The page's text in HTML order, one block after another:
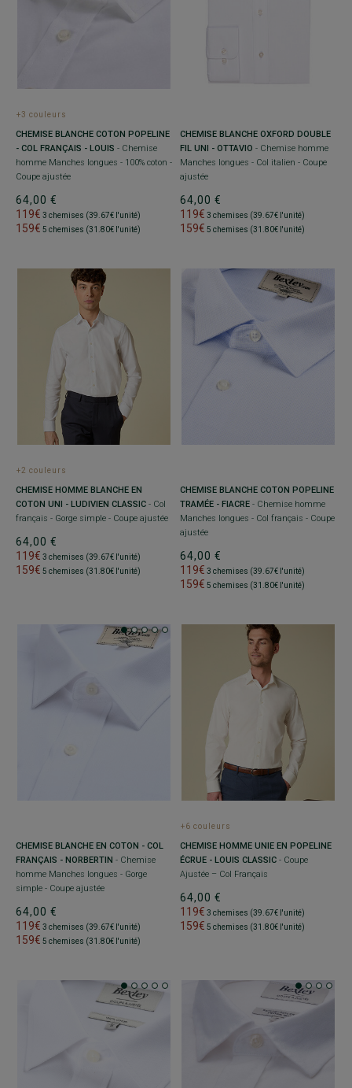
+3 couleurs
CHEMISE BLANCHE COTON POPELINE
- COL FRANÇAIS - LOUIS - Chemise
homme Manches longues - 100% coton -
Coupe ajustée
64,00 €
119€ 3 chemises (39.67€ l'unité)
159€ 5 chemises (31.80€ l'unité)
CHEMISE BLANCHE OXFORD DOUBLE
FIL UNI - OTTAVIO - Chemise homme
Manches longues - Col italien - Coupe
ajustée
64,00 €
119€ 3 chemises (39.67€ l'unité)
159€ 5 chemises (31.80€ l'unité)
+2 couleurs
CHEMISE HOMME BLANCHE EN
COTON UNI - LUDIVIEN CLASSIC - Col
français - Gorge simple - Coupe ajustée
64,00 €
119€ 3 chemises (39.67€ l'unité)
159€ 5 chemises (31.80€ l'unité)
CHEMISE BLANCHE COTON POPELINE
TRAMÉE - FIACRE - Chemise homme
Manches longues - Col français - Coupe
ajustée
64,00 €
119€ 3 chemises (39.67€ l'unité)
159€ 5 chemises (31.80€ l'unité)
CHEMISE BLANCHE EN COTON - COL
FRANÇAIS - NORBERTIN - Chemise
homme Manches longues - Gorge
simple - Coupe ajustée
64,00 €
119€ 3 chemises (39.67€ l'unité)
159€ 5 chemises (31.80€ l'unité)
+6 couleurs
CHEMISE HOMME UNIE EN POPELINE
ÉCRUE - LOUIS CLASSIC - Coupe
Ajustée – Col Français
64,00 €
119€ 3 chemises (39.67€ l'unité)
159€ 5 chemises (31.80€ l'unité)